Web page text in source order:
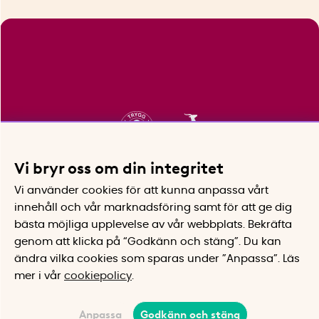
Vi bryr oss om din integritet
Vi använder cookies för att kunna anpassa vårt
innehåll och vår marknadsföring samt för att ge dig
bästa möjliga upplevelse av vår webbplats.
Bekräfta
genom att klicka på “Godkänn och stäng”. Du kan
ändra vilka cookies som sparas under ”Anpassa”.
Läs
mer i vår cookiepolicy
Anpassa Godkänn och stäng